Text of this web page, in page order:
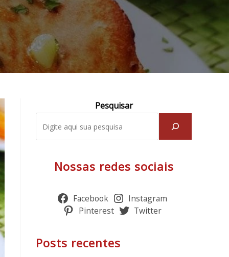
Pesquisar
Nossas redes sociais
Facebook
Instagram
Pinterest
Twitter
Posts recentes